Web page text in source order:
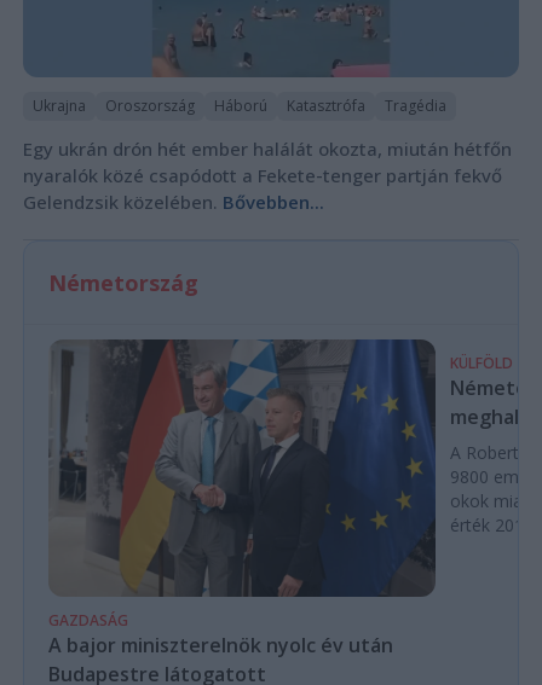
Ukrajna Oroszország Háború Katasztrófa Tragédia
Egy ukrán drón hét ember halálát okozta, miután hétfőn
nyaralók közé csapódott a Fekete-tenger partján fekvő
Gelendzsik közelében. Bővebben...
Németország
GAZDASÁG
A bajor miniszterelnök nyolc év után
Budapestre látogatott
KÜLFÖLD
A Robert
9800
okok miatt
érték 2016